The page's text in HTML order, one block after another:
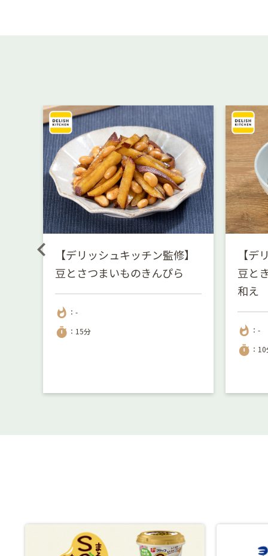
【デリッシュキッチン監修】
豆とさつまいものきんぴら
whatshot ：-
timer ：15分
【
豆と
和え
whatshot ：-
timer ：